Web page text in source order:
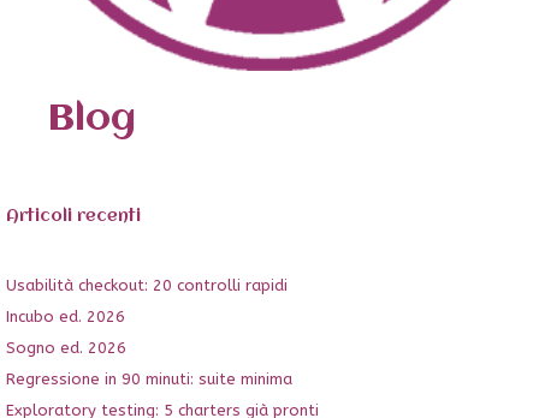
Blog
Articoli recenti
Usabilità checkout: 20 controlli rapidi
Incubo ed. 2026
Sogno ed. 2026
Regressione in 90 minuti: suite minima
Exploratory testing: 5 charters già pronti